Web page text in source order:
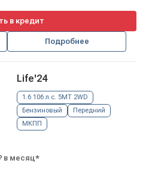
в кредит
Подробнее
Life'24
1.6 106 л.с. 5MT 2WD
Бензиновый
Передний
МКПП
в месяц*